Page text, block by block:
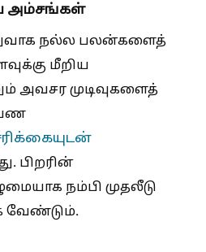
அம்சங்கள்
நல்ல பலன்களைத்
மீறிய
அவசர முடிவுகளைத்
பண
பிறரின்
நம்பி முதலீடு
வேண்டும்.